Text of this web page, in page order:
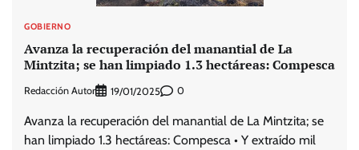
GOBIERNO
Avanza la recuperación del manantial de La
Mintzita; se han limpiado 1.3 hectáreas: Compesca
Redacción Autor 19/01/2025 0
Avanza la recuperación del manantial de La Mintzita; se
han limpiado 1.3 hectáreas: Compesca • Y extraído mil